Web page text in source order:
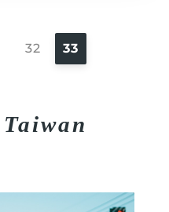
32 33
Taiwan